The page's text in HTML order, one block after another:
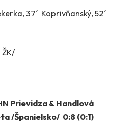
37´ Koprivňanský, 52´
ŽK/
Prievidza & Handlová
/Španielsko/ 0:8 (0:1)